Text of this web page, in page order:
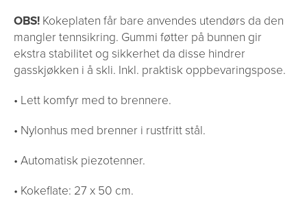
OBS!Kokeplaten får bare anvendes utendørs da den
mangler tennsikring. Gummi føtter på bunnen gir
ekstra stabilitet og sikkerhet da disse hindrer
gasskjøkken i å skli. Inkl. praktisk oppbevaringspose.
• Lett komfyr med to brennere.
• Nylonhus med brenner i rustfritt stål.
• Automatisk piezotenner.
• Kokeflate: 27 x 50 cm.